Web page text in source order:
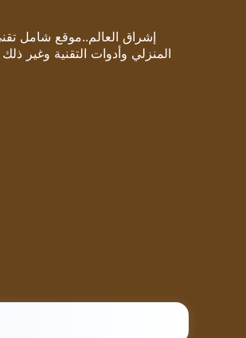
إشراق العالم..موقع شامل
المنزلي وأدوات التقنية وغير